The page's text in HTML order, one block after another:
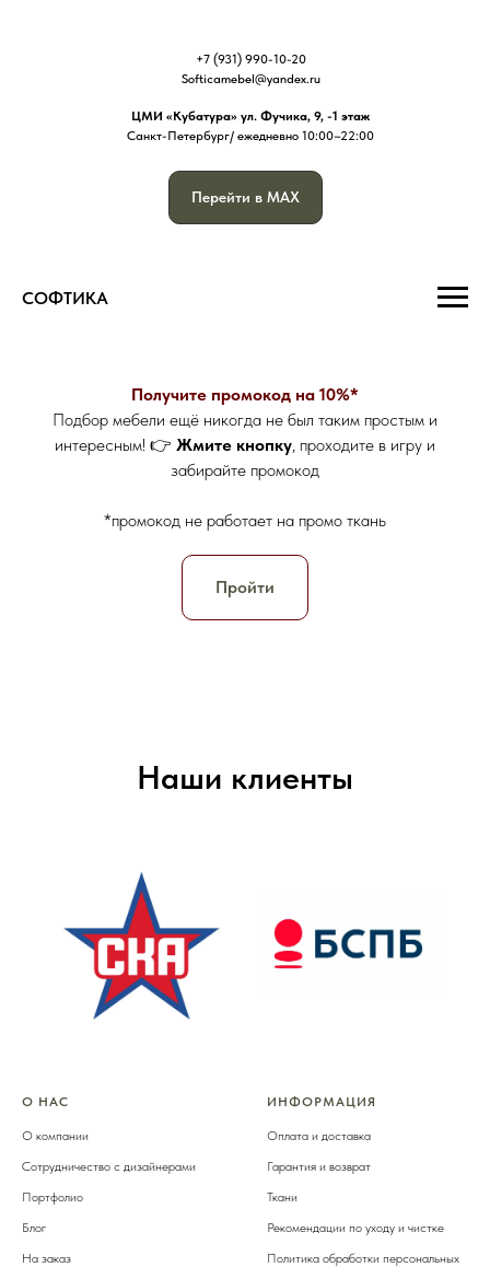
+7 (931) 990-10-20
Softicamebel@yandex.ru
ЦМИ «Кубатура» ул. Фучика, 9, -1 этаж
Санкт-Петербург/ ежедневно 10:00–22:00
Перейти в MAX
СОФТИКА
Получите промокод на 10%*
Подбор мебели ещё никогда не был таким простым и
интересным! 👉 Жмите кнопку, проходите в игру и
забирайте промокод
*промокод не работает на промо ткань
Пройти
Наши клиенты
О НАС
О компании
Сотрудничество с дизайнерами
Портфолио
Блог
На заказ
ИНФОРМАЦИЯ
Оплата и доставка
Гарантия и возврат
Ткани
Рекомендации по уходу и чистке
Политика обработки персональных